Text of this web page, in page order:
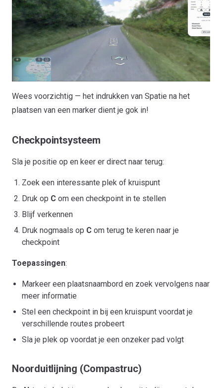
Wees voorzichtig — het indrukken van Spatie na het
plaatsen van een marker dient je gok in!
Checkpointsysteem
Sla je positie op en keer er direct naar terug:
Zoek een interessante plek of kruispunt
Druk op C om een checkpoint in te stellen
Blijf verkennen
Druk nogmaals op C om terug te keren naar je
checkpoint
Toepassingen:
Markeer een plaatsnaambord en zoek vervolgens naar
meer informatie
Stel een checkpoint in bij een kruispunt voordat je
verschillende routes probeert
Sla je plek op voordat je een onzeker pad volgt
Noorduitlijning (Compastruc)